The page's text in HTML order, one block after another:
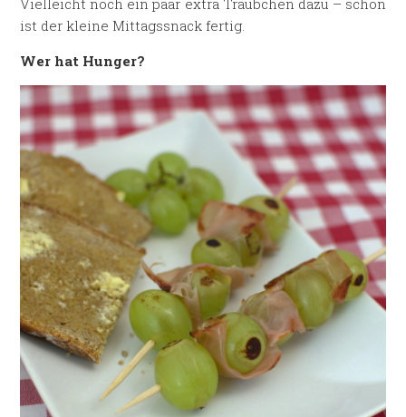
Vielleicht noch ein paar extra Träubchen dazu – schon
ist der kleine Mittagssnack fertig.
Wer hat Hunger?